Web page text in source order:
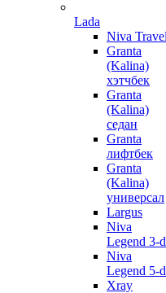
Lada
Niva Travel
Granta
(Kalina)
хэтчбек
Granta
(Kalina)
седан
Granta
лифтбек
Granta
(Kalina)
универсал
Largus
Niva
Legend 3-
Niva
Legend 5-
Xray